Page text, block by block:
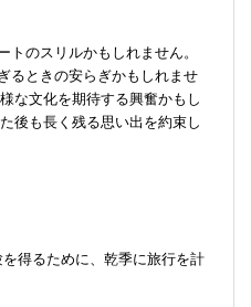
トのスリルかもしれません。
るときの安らぎかもしれませ
な文化を期待する興奮かもし
後も長く残る思い出を約束し
得るために、乾季に旅行を計